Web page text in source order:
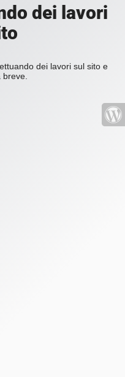
dei lavori
dei lavori sul sito e
breve.